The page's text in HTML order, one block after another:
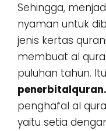
Sehingga,
nyaman untuk
jenis kertas
membuat al
puluhan tahun.
penghafal al
yaitu setia